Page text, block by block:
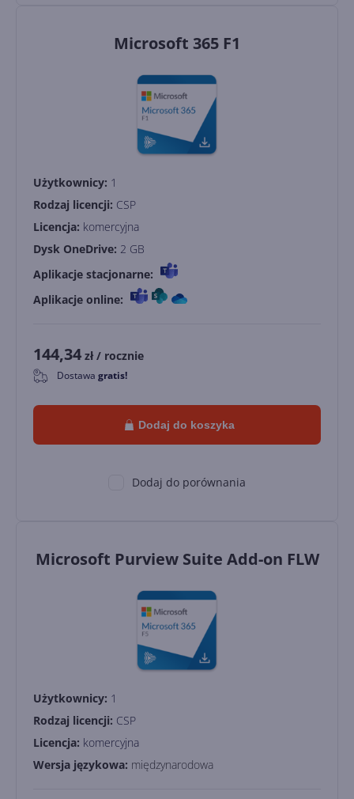
Microsoft 365 F1
Użytkownicy: 1
Rodzaj licencji: CSP
Licencja: komercyjna
Dysk OneDrive: 2 GB
Aplikacje stacjonarne:
Aplikacje online:
144,34 zł / rocznie
0 Dostawa gratis!
Dodaj do koszyka
Dodaj do porównania
Microsoft Purview Suite Add-on FLW
Użytkownicy: 1
Rodzaj licencji: CSP
Licencja: komercyjna
Wersja językowa: międzynarodowa